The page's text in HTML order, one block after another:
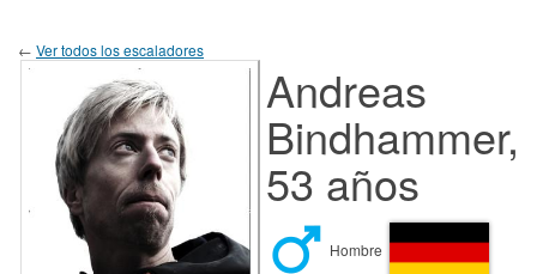
← Ver todos los escaladores
Andreas
Bindhammer,
53 años
Hombre